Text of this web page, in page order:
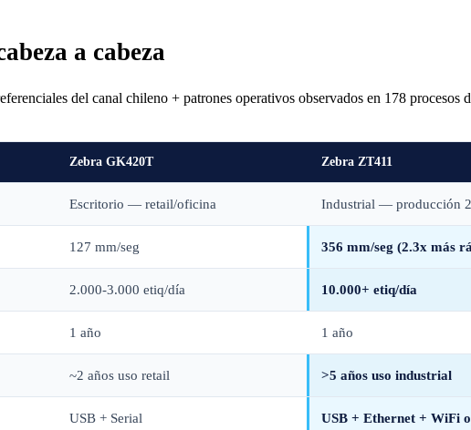
a cabeza
del canal chileno + patrones operativos observados en 178 procesos
Zebra GK420T Zebra ZT411
Escritorio — retail/oficina Industrial — producción
127 mm/seg 356 mm/seg (2.3x más
2.000-3.000 etiq/día 10.000+ etiq/día
1 año 1 año
~2 años uso retail >5 años uso industrial
USB + Serial USB + Ethernet + WiFi